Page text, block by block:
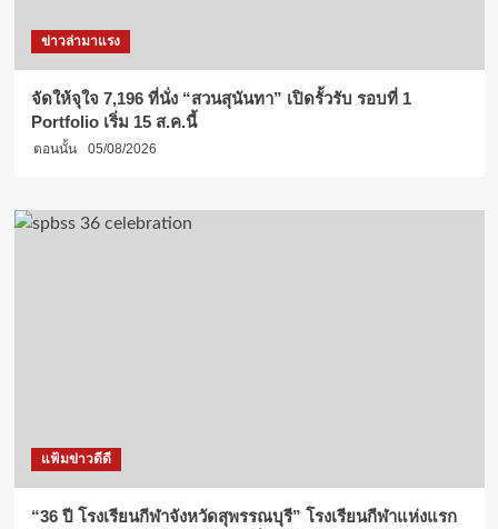
ข่าวล่ามาแรง
จัดให้จุใจ 7,196 ที่นั่ง “สวนสุนันทา” เปิดรั้วรับ รอบที่ 1
Portfolio เริ่ม 15 ส.ค.นี้
ตอนนั้น 05/08/2026
แฟ้มข่าวดีดี
“36 ปี โรงเรียนกีฬาจังหวัดสุพรรณบุรี” โรงเรียนกีฬาแห่งแรก